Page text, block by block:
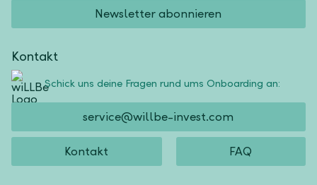
Newsletter abonnieren
Kontakt
Schick uns deine Fragen rund ums Onboarding an:
service@willbe-invest.com
Kontakt FAQ